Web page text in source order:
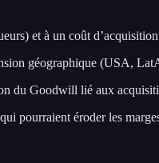
et à un coût
géographique (USA,
du Goodwill lié aux
pourraient éroder les